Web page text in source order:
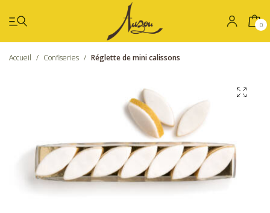
0
Accueil / Confiseries / Réglette de mini calissons
Coffrets
Chocolat